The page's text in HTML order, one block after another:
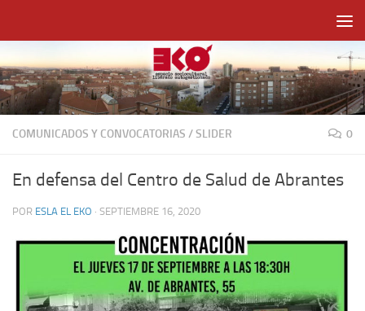
COMUNICADOS Y CONVOCATORIAS /SLIDER 0
En defensa del Centro de Salud de Abrantes
POR ESLA EL EKO · SEPTIEMBRE 16, 2020